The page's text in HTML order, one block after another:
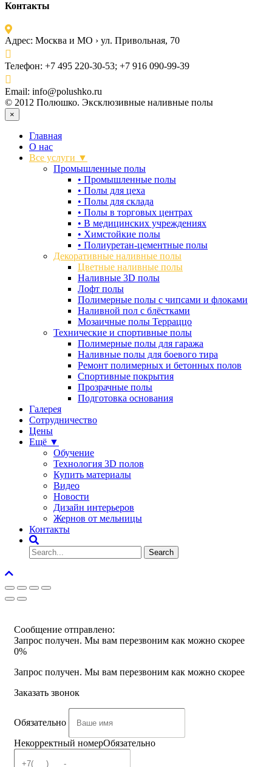
Контакты
Адрес: Москва и МО › ул. Привольная, 70
Телефон: +7 495 220-30-53; +7 916 090-99-39
Email: info@polushko.ru
© 2012 Полюшко. Эксклюзивные наливные полы
×
Главная
О нас
Все услуги ▼
Промышленные полы
• Промышленные полы
• Полы для цеха
• Полы для склада
• Полы в торговых центрах
• В медицинских учреждениях
• Химстойкие полы
• Полиуретан-цементные полы
Декоративные наливные полы
Цветные наливные полы
Наливные 3D полы
Лофт полы
Полимерные полы с чипсами и флоками
Наливной пол с блёстками
Мозаичные полы Терраццо
Технические и спортивные полы
Полимерные полы для гаража
Наливные полы для боевого тира
Ремонт полимерных и бетонных полов
Спортивные покрытия
Прозрачные полы
Подготовка основания
Галерея
Сотрудничество
Цены
Ещё ▼
Обучение
Технология 3D полов
Купить материалы
Видео
Новости
Дизайн интерьеров
Жернов от мельницы
Контакты
Сообщение отправлено:
Запрос получен. Мы вам перезвоним как можно скорее
0%
Запрос получен. Мы вам перезвоним как можно скорее
Заказать звонок
Обязательно
Некорректный номерОбязательно